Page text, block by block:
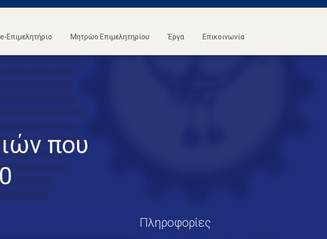
e-Επιμελητήριο Μητρώο Επιμελητηρίου Έργα Επικοινωνία
που
Πληροφορίες